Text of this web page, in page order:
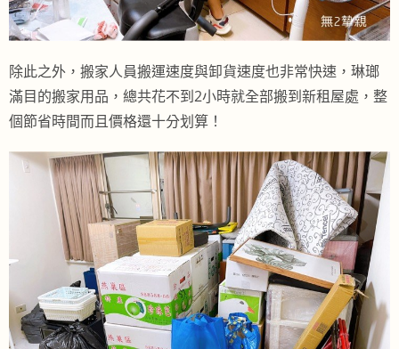
除此之外，搬家人員搬運速度與卸貨速度也非常快速，琳瑯
滿目的搬家用品，總共花不到2小時就全部搬到新租屋處，整
個節省時間而且價格還十分划算！